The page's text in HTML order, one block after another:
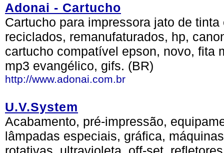
Adonai - Cartucho
Cartucho para impressora jato de
reciclados, remanufaturados, hp,
cartucho compatível epson, novo, fita
mp3 evangélico, gifs. (BR)
http://www.adonai.com.br
U.V.System
Acabamento, pré-impressão,
lâmpadas especiais, gráfica,